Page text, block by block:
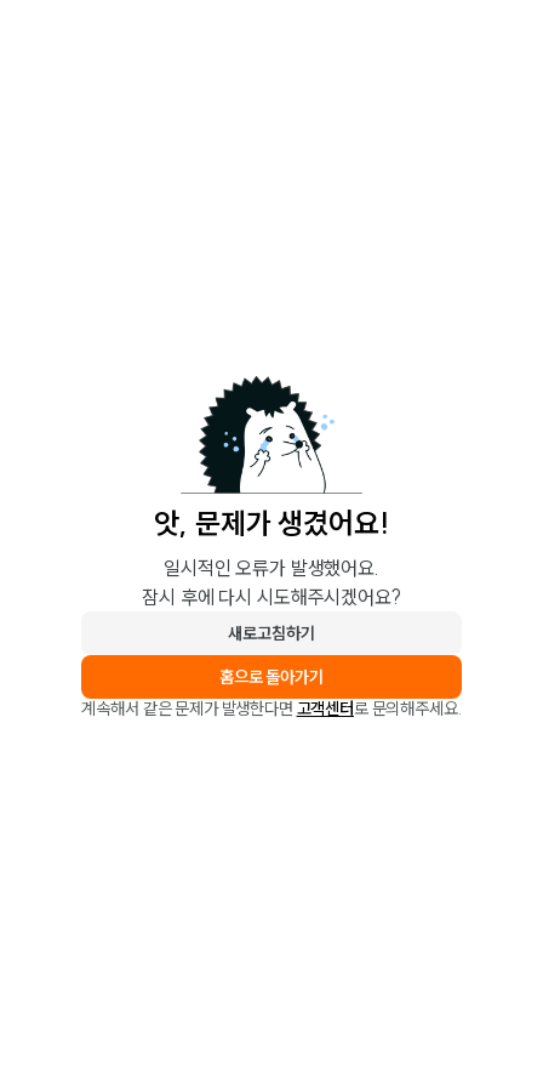
앗, 문제가 생겼어요!
일시적인 오류가 발생했어요.
잠시 후에 다시 시도해주시겠어요?
새로고침하기
홈으로 돌아가기
계속해서 같은 문제가 발생한다면 고객센터로 문의해주세요.